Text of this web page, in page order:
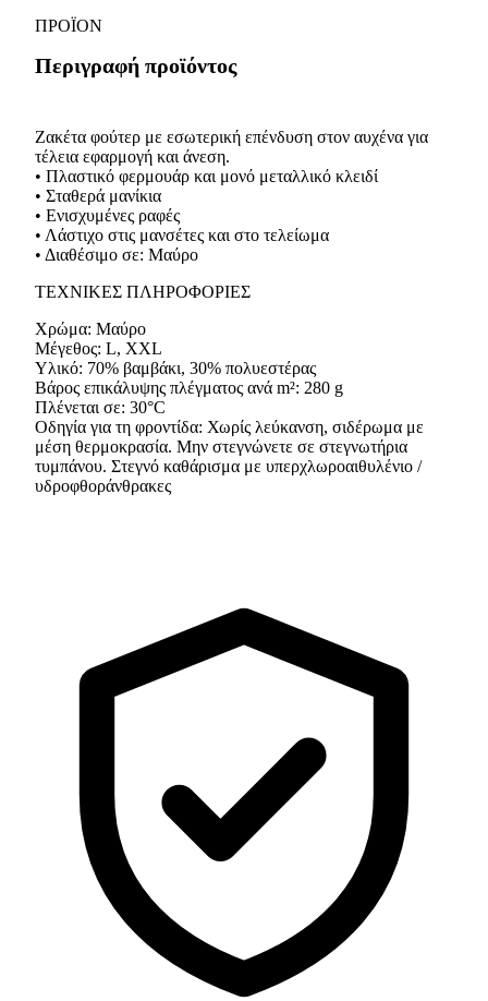
ΠΡΟΪΟΝ
Περιγραφή προϊόντος
Ζακέτα φούτερ με εσωτερική επένδυση στον αυχένα για
τέλεια εφαρμογή και άνεση.
• Πλαστικό φερμουάρ και μονό μεταλλικό κλειδί
• Σταθερά μανίκια
• Ενισχυμένες ραφές
• Λάστιχο στις μανσέτες και στο τελείωμα
• Διαθέσιμο σε: Μαύρο
ΤΕΧΝΙΚΕΣ ΠΛΗΡΟΦΟΡΙΕΣ
Χρώμα: Μαύρο
Μέγεθος: L, XXL
Υλικό: 70% βαμβάκι, 30% πολυεστέρας
Βάρος επικάλυψης πλέγματος ανά m²: 280 g
Πλένεται σε: 30°C
Οδηγία για τη φροντίδα: Χωρίς λεύκανση, σιδέρωμα με
μέση θερμοκρασία. Μην στεγνώνετε σε στεγνωτήρια
τυμπάνου. Στεγνό καθάρισμα με υπερχλωροαιθυλένιο /
υδροφθοράνθρακες